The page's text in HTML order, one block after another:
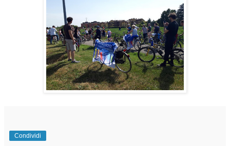
Condividi